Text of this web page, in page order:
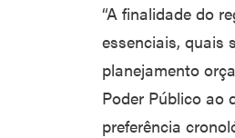
“A finalidade do
essenciais, quais
planejamento
Poder Público ao
preferência